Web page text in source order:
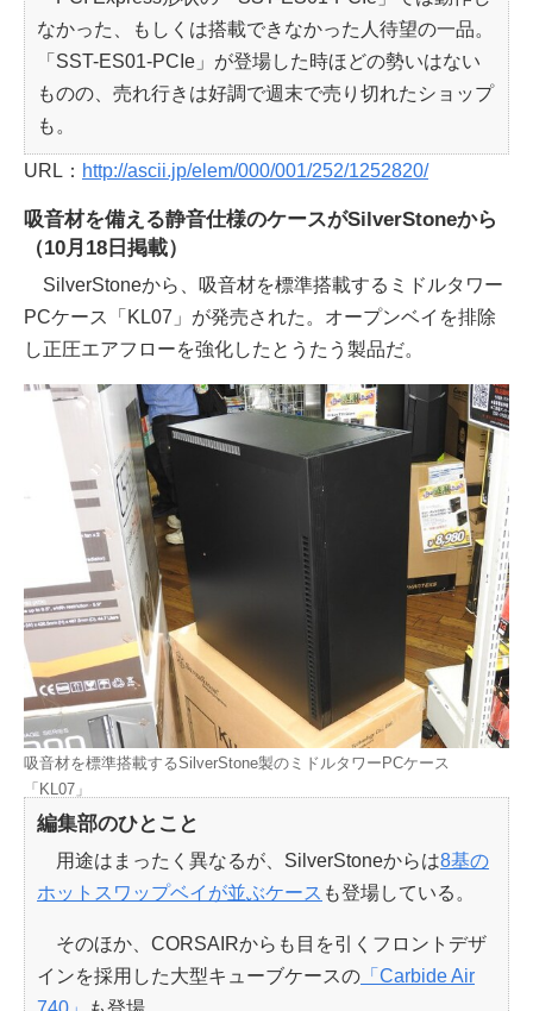
なかった、もしくは搭載できなかった人待望の一品。
「SST-ES01-PCIe」が登場した時ほどの勢いはない
ものの、売れ行きは好調で週末で売り切れたショップ
も。
URL： http://ascii.jp/elem/000/001/252/1252820/
吸音材を備える静音仕様のケースがSilverStoneから
（10月18日掲載）
SilverStoneから、吸音材を標準搭載するミドルタワー
PCケース「KL07」が発売された。オープンベイを排除
し正圧エアフローを強化したとうたう製品だ。
吸音材を標準搭載するSilverStone製のミドルタワーPCケース
「KL07」
編集部のひとこと
用途はまったく異なるが、SilverStoneからは8基の
ホットスワップベイが並ぶケース も登場している。
そのほか、CORSAIRからも目を引くフロントデザ
インを採用した大型キューブケースの 「Carbide Air